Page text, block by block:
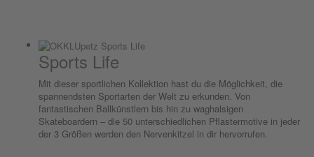
Sports Life
Mit dieser sportlichen Kollektion hast du die Möglichkeit, die
spannendsten Sportarten der Welt zu erkunden. Von
fantastischen Ballkünstlern bis hin zu waghalsigen
Skateboardern – die 50 unterschiedlichen Pflastermotive in jeder
der 3 Größen werden den Nervenkitzel in dir hervorrufen.